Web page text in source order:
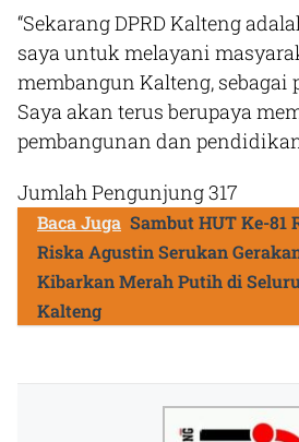
“Sekarang DPRD Kalteng
saya untuk melayani
membangun Kalteng, sebagai
Saya akan terus berupaya
pembangunan dan
Jumlah Pengunjung317
Baca Juga Sambut HUT Ke-81
Riska Agustin Serukan
Kibarkan Merah Putih di
Kalteng